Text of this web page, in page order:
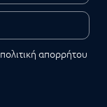
πολιτική απορρήτου